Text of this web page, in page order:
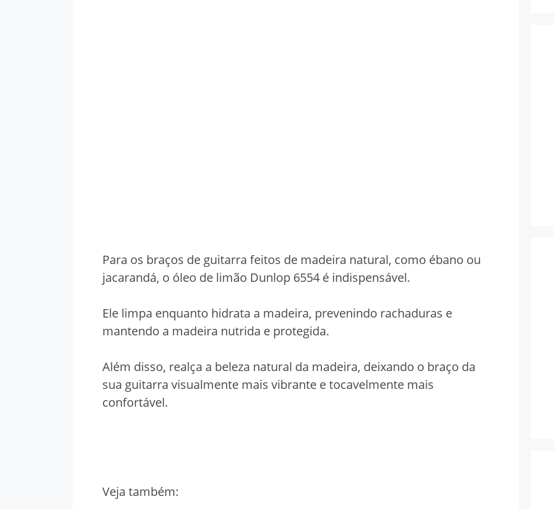
Para os braços de guitarra feitos de madeira natural, como ébano ou
jacarandá, o óleo de limão Dunlop 6554 é indispensável.
Ele limpa enquanto hidrata a madeira, prevenindo rachaduras e
mantendo a madeira nutrida e protegida.
Além disso, realça a beleza natural da madeira, deixando o braço da
sua guitarra visualmente mais vibrante e tocavelmente mais
confortável.
Veja também: